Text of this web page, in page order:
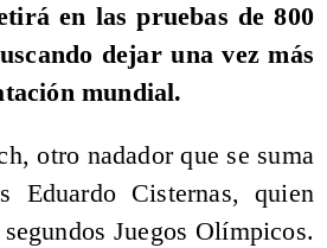
en las pruebas de 800
dejar una vez más
mundial.
otro nadador que se suma
Eduardo Cisternas, quien
Juegos Olímpicos.